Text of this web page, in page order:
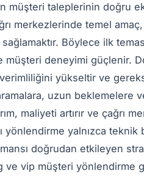
müşteri taleplerinin doğru
merkezlerinde temel
Böylece ilk
deneyimi güçlenir.
yükseltir ve
uzun beklemelere
maliyeti artırır ve çağrı
yönlendirme yalnızca
doğrudan etkileyen
ve vip müşteri yönlendirme